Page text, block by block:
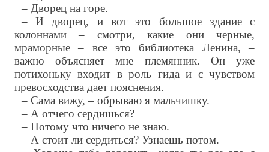
– Дворец на горе.
– И дворец, и вот это большое здание с
колоннами – смотри, какие они черные,
мраморные – все это библиотека Ленина, –
важно объясняет мне племянник. Он уже
потихоньку входит в роль гида и с чувством
превосходства дает пояснения.
– Сама вижу, – обрываю я мальчишку.
– А отчего сердишься?
– Потому что ничего не знаю.
– А стоит ли сердиться? Узнаешь потом.